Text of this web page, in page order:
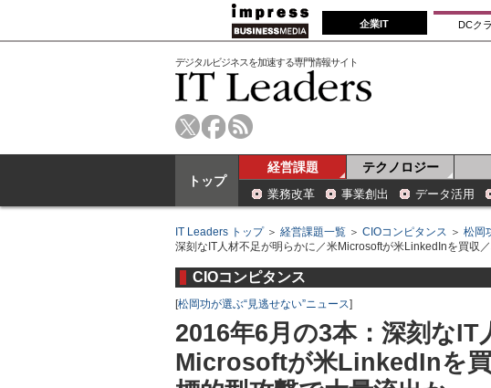
企業IT DCク
デジタルビジネスを加速する専門情報サイト
トップ
経営課題 テクノロジー
業務改革 事業創出 データ活用
IT Leaders トップ＞ 経営課題一覧 ＞ CIOコンピタンス ＞ 松岡
深刻なIT人材不足が明らかに／米Microsoftが米LinkedInを買収
CIOコンピタンス
[松岡功が選ぶ“見逃せない”ニュース]
2016年6月の3本：深刻な
Microsoftが米LinkedInを